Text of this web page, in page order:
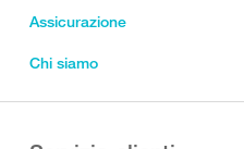
Assicurazione
Chi siamo